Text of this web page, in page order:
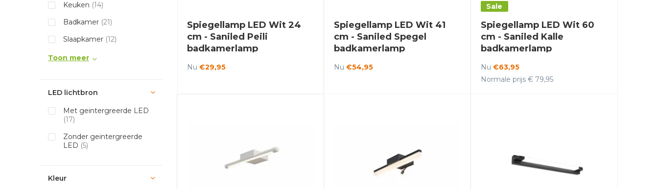
Spiegellamp LED Wit 24
cm - Saniled Peili
badkamerlamp
Nu €29,95
Spiegellamp LED Wit 41
cm - Saniled Spegel
badkamerlamp
Nu €54,95
Sale
Spiegellamp LED Wit 60
cm - Saniled Kalle
badkamerlamp
Nu €63,95
Normale prijs € 79,95
Keuken (14)
Badkamer (21)
Slaapkamer (12)
Toon meer
LED lichtbron
Met geintergreerde LED
(17)
Zonder geintergreerde
LED (5)
Kleur